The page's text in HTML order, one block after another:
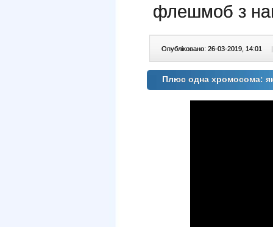
флешмоб з
Опубліковано: 26-03-2019, 14:01 |
Плюс одна хромосома: